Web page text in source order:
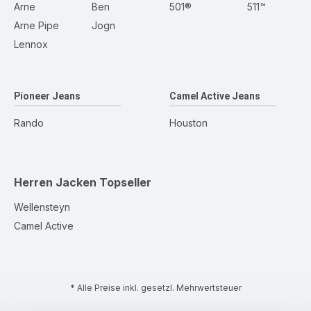
Arne
Arne Pipe
Lennox
Ben
Jogn
501® 511™
Pioneer Jeans
Rando
Camel Active Jeans
Houston
Herren Jacken Topseller
Wellensteyn
Camel Active
* Alle Preise inkl. gesetzl. Mehrwertsteuer